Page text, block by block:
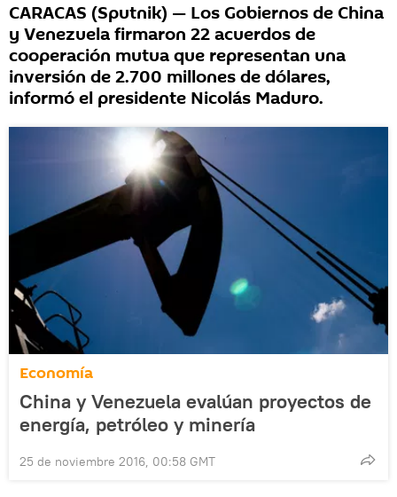
CARACAS (Sputnik) — Los Gobiernos de China
y Venezuela firmaron 22 acuerdos de
cooperación mutua que representan una
inversión de 2.700 millones de dólares,
informó el presidente Nicolás Maduro.
Economía
China y Venezuela evalúan proyectos de
energía, petróleo y minería
25 de noviembre 2016, 00:58 GMT